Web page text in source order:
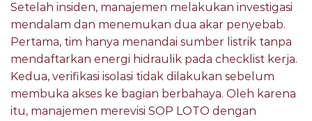
Setelah insiden, manajemen melakukan investigasi
mendalam dan menemukan dua akar penyebab.
Pertama, tim hanya menandai sumber listrik tanpa
mendaftarkan energi hidraulik pada checklist kerja.
Kedua, verifikasi isolasi tidak dilakukan sebelum
membuka akses ke bagian berbahaya. Oleh karena
itu, manajemen merevisi SOP LOTO dengan